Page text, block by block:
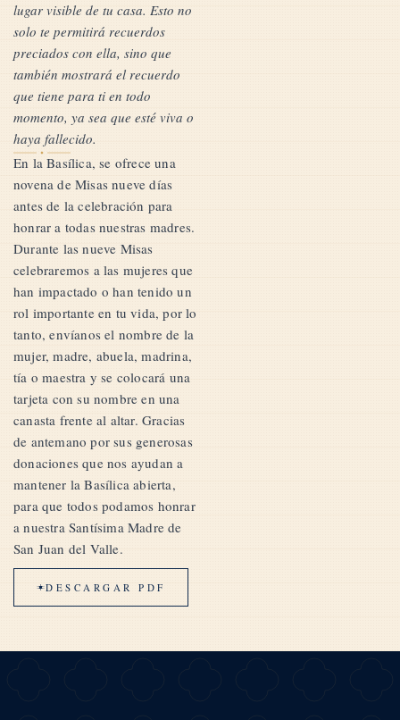
lugar visible de tu casa. Esto no
solo te permitirá recuerdos
preciados con ella, sino que
también mostrará el recuerdo
que tiene para ti en todo
momento, ya sea que esté viva o
haya fallecido.
En la Basílica, se ofrece una
novena de Misas nueve días
antes de la celebración para
honrar a todas nuestras madres.
Durante las nueve Misas
celebraremos a las mujeres que
han impactado o han tenido un
rol importante en tu vida, por lo
tanto, envíanos el nombre de la
mujer, madre, abuela, madrina,
tía o maestra y se colocará una
tarjeta con su nombre en una
canasta frente al altar. Gracias
de antemano por sus generosas
donaciones que nos ayudan a
mantener la Basílica abierta,
para que todos podamos honrar
a nuestra Santísima Madre de
San Juan del Valle.
DESCARGAR PDF